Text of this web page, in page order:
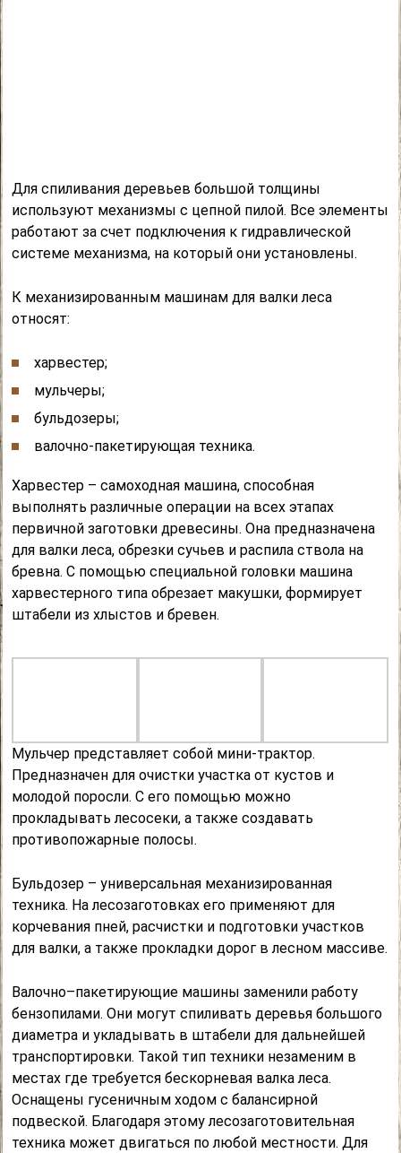
Для спиливания деревьев большой толщины
используют механизмы с цепной пилой. Все элементы
работают за счет подключения к гидравлической
системе механизма, на который они установлены.
К механизированным машинам для валки леса
относят:
харвестер;
мульчеры;
бульдозеры;
валочно-пакетирующая техника.
Харвестер – самоходная машина, способная
выполнять различные операции на всех этапах
первичной заготовки древесины. Она предназначена
для валки леса, обрезки сучьев и распила ствола на
бревна. С помощью специальной головки машина
харвестерного типа обрезает макушки, формирует
штабели из хлыстов и бревен.
Мульчер представляет собой мини-трактор.
Предназначен для очистки участка от кустов и
молодой поросли. С его помощью можно
прокладывать лесосеки, а также создавать
противопожарные полосы.
Бульдозер – универсальная механизированная
техника. На лесозаготовках его применяют для
корчевания пней, расчистки и подготовки участков
для валки, а также прокладки дорог в лесном массиве.
Валочно–пакетирующие машины заменили работу
бензопилами. Они могут спиливать деревья большого
диаметра и укладывать в штабели для дальнейшей
транспортировки. Такой тип техники незаменим в
местах где требуется бескорневая валка леса.
Оснащены гусеничным ходом с балансирной
подвеской. Благодаря этому лесозаготовительная
техника может двигаться по любой местности. Для